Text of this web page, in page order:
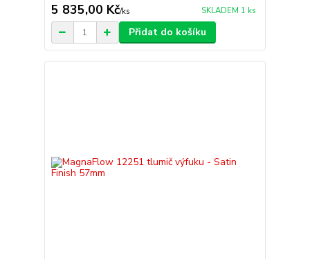
5 835,00 Kč/ks SKLADEM 1 ks
Přidat do košíku